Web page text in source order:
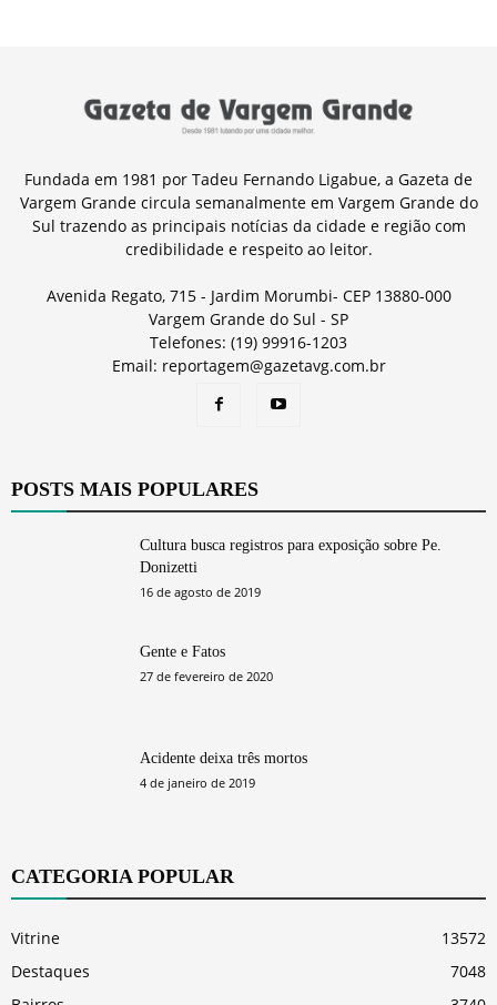
Fundada em 1981 por Tadeu Fernando Ligabue, a Gazeta de
Vargem Grande circula semanalmente em Vargem Grande do
Sul trazendo as principais notícias da cidade e região com
credibilidade e respeito ao leitor.
Avenida Regato, 715 - Jardim Morumbi- CEP 13880-000
Vargem Grande do Sul - SP
Telefones: (19) 99916-1203
Email: reportagem@gazetavg.com.br
POSTS MAIS POPULARES
Cultura busca registros para exposição sobre Pe.
Donizetti
16 de agosto de 2019
Gente e Fatos
27 de fevereiro de 2020
Acidente deixa três mortos
4 de janeiro de 2019
CATEGORIA POPULAR
Vitrine
13572
Destaques
7048